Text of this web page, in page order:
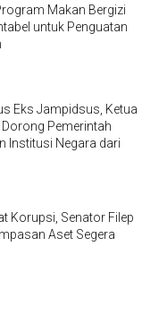
Makan Bergizi
untuk Penguatan
Eks Jampidsus, Ketua
Dorong Pemerintah
Institusi Negara dari
Korupsi, Senator Filep
Aset Segera